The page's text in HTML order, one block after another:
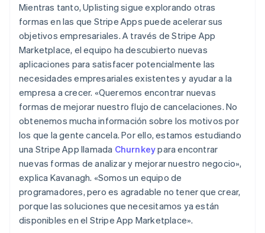
Mientras tanto, Uplisting sigue explorando otras
formas en las que Stripe Apps puede acelerar sus
objetivos empresariales. A través de Stripe App
Marketplace, el equipo ha descubierto nuevas
aplicaciones para satisfacer potencialmente las
necesidades empresariales existentes y ayudar a la
empresa a crecer. «Queremos encontrar nuevas
formas de mejorar nuestro flujo de cancelaciones. No
obtenemos mucha información sobre los motivos por
los que la gente cancela. Por ello, estamos estudiando
una Stripe App llamada Churnkeypara encontrar
nuevas formas de analizar y mejorar nuestro negocio»,
explica Kavanagh. «Somos un equipo de
programadores, pero es agradable no tener que crear,
porque las soluciones que necesitamos ya están
disponibles en el Stripe App Marketplace».